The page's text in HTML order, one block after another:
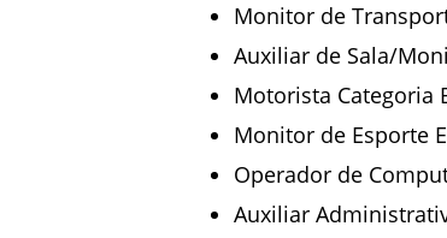
Monitor de
Auxiliar de Sala/
Motorista Categoria
Monitor de Esporte
Operador de
Auxiliar